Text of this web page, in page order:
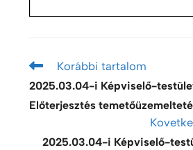
Korábbi tartalom
2025.03.04-i Képviselő-
Előterjesztés
2025.03.04-i Képviselő-